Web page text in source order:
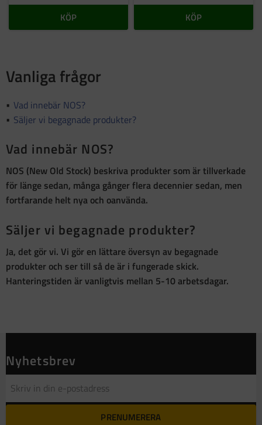
KÖP KÖP
Vanliga frågor
Vad innebär NOS?
Säljer vi begagnade produkter?
Vad innebär NOS?
NOS (New Old Stock) beskriva produkter som ärtillverkade
för länge sedan, många gånger flera decennier sedan, men
fortfarande helt nya och oanvända.
Säljer vi begagnade produkter?
Ja, det gör vi. Vi gör en lättare översyn av begagnade
produkter och ser till så de är i fungerade skick.
Hanteringstiden är vanligtvis mellan 5-10 arbetsdagar.
Nyhetsbrev
PRENUMERERA